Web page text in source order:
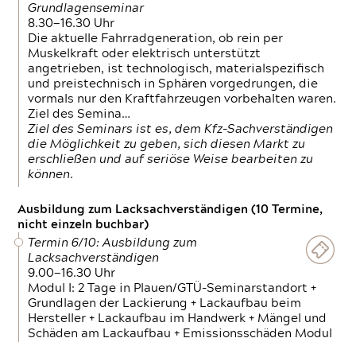
Grundlagenseminar
8.30—16.30 Uhr
Die aktuelle Fahrradgeneration, ob rein per
Muskelkraft oder elektrisch unterstützt
angetrieben, ist technologisch, materialspezifisch
und preistechnisch in Sphären vorgedrungen, die
vormals nur den Kraftfahrzeugen vorbehalten waren.
Ziel des Semina…
Ziel des Seminars ist es, dem Kfz-Sachverständigen
die Möglichkeit zu geben, sich diesen Markt zu
erschließen und auf seriöse Weise bearbeiten zu
können.
Ausbildung zum Lacksachverständigen (10 Termine,
nicht einzeln buchbar)
Termin 6/10: Ausbildung zum
Lacksachverständigen
9.00—16.30 Uhr
Modul I: 2 Tage in Plauen/GTÜ-Seminarstandort +
Grundlagen der Lackierung + Lackaufbau beim
Hersteller + Lackaufbau im Handwerk + Mängel und
Schäden am Lackaufbau + Emissionsschäden Modul